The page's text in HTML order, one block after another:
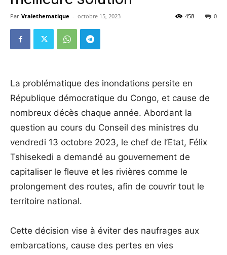
Par Vraiethematique - octobre 15, 2023 0
458
La problématique des inondations persite en
République démocratique du Congo, et cause de
nombreux décès chaque année. Abordant la
question au cours du Conseil des ministres du
vendredi 13 octobre 2023, le chef de l’Etat, Félix
Tshisekedi a demandé au gouvernement de
capitaliser le fleuve et les rivières comme le
prolongement des routes, afin de couvrir tout le
territoire national.
Cette décision vise à éviter des naufrages aux
embarcations, cause des pertes en vies